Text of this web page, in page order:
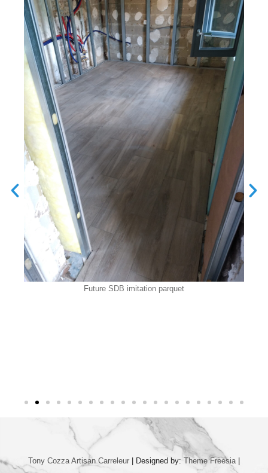
Future SDB imitation parquet
Tony Cozza Artisan Carreleur| Designed by: Theme Freesia|